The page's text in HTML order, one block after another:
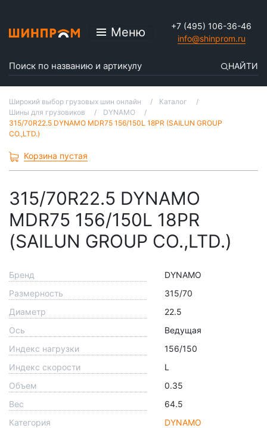
Меню
+7 (495) 106-36-46
info@shinprom.ru
НАЙТИ
Широкий выбор грузовых шин онлайн
Каталог
Шины для грузовиков
DYNAMO
315/70R22.5 DYNAMO MDR75 156/150L 18PR (SAILUN GROUP
CO.,LTD.)
Корзина пустая
315/70R22.5 DYNAMO
MDR75 156/150L 18PR
(SAILUN GROUP CO.,LTD.)
Бренд
DYNAMO
Размерность
315/70
Диаметр
22.5
Ось
Ведущая
Индекс нагрузки
156/150
Индекс скорости
L
Объем
0.35
Вес
64.5
Категория
DYNAMO